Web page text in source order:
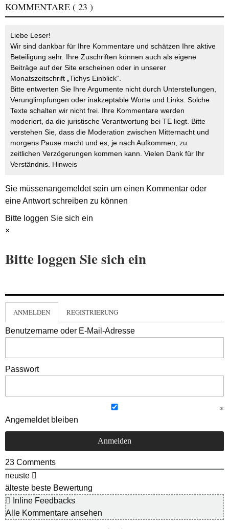
KOMMENTARE ( 23 )
Liebe Leser!
Wir sind dankbar für Ihre Kommentare und schätzen Ihre aktive
Beteiligung sehr. Ihre Zuschriften können auch als eigene
Beiträge auf der Site erscheinen oder in unserer
Monatszeitschrift „Tichys Einblick“.
Bitte entwerten Sie Ihre Argumente nicht durch Unterstellungen,
Verunglimpfungen oder inakzeptable Worte und Links. Solche
Texte schalten wir nicht frei. Ihre Kommentare werden
moderiert, da die juristische Verantwortung bei TE liegt. Bitte
verstehen Sie, dass die Moderation zwischen Mitternacht und
morgens Pause macht und es, je nach Aufkommen, zu
zeitlichen Verzögerungen kommen kann. Vielen Dank für Ihr
Verständnis. Hinweis
Sie müssenangemeldetsein um einen Kommentar oder
eine Antwort schreiben zu können
Bitte loggen Sie sich ein
×
Bitte loggen Sie sich ein
ANMELDEN REGISTRIERUNG
Benutzername oder E-Mail-Adresse
Passwort
Angemeldet bleiben
23 Comments
neuste
älteste beste Bewertung
Inline Feedbacks
Alle Kommentare ansehen